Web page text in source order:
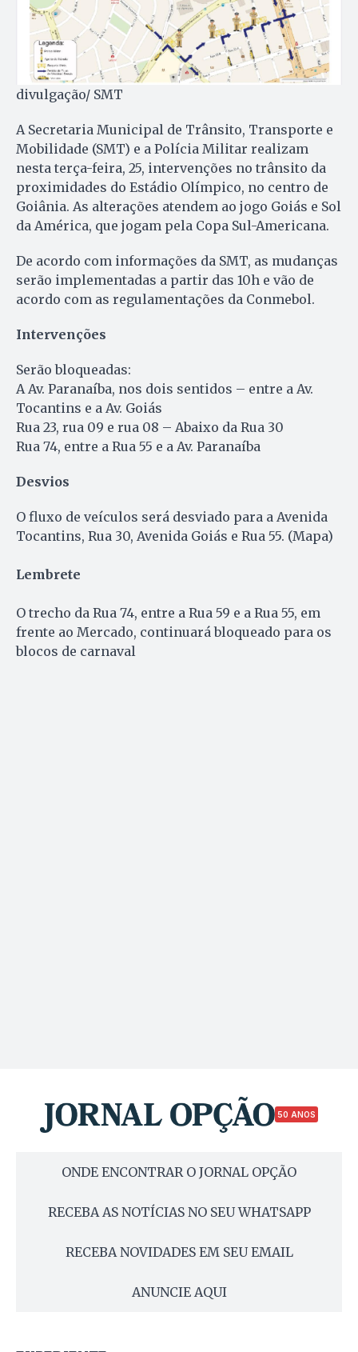
divulgação/ SMT
A Secretaria Municipal de Trânsito, Transporte e
Mobilidade (SMT) e a Polícia Militar realizam
nesta terça-feira, 25, intervenções no trânsito da
proximidades do Estádio Olímpico, no centro de
Goiânia. As alterações atendem ao jogo Goiás e Sol
da América, que jogam pela Copa Sul-Americana.
De acordo com informações da SMT, as mudanças
serão implementadas a partir das 10h e vão de
acordo com as regulamentações da Conmebol.
Intervenções
Serão bloqueadas:
A Av. Paranaíba, nos dois sentidos – entre a Av.
Tocantins e a Av. Goiás
Rua 23, rua 09 e rua 08 – Abaixo da Rua 30
Rua 74, entre a Rua 55 e a Av. Paranaíba
Desvios
O fluxo de veículos será desviado para a Avenida
Tocantins, Rua 30, Avenida Goiás e Rua 55. (Mapa)
Lembrete
O trecho da Rua 74, entre a Rua 59 e a Rua 55, em
frente ao Mercado, continuará bloqueado para os
blocos de carnaval
50 ANOS
ONDE ENCONTRAR O JORNAL OPÇÃO
RECEBA AS NOTÍCIAS NO SEU WHATSAPP
RECEBA NOVIDADES EM SEU EMAIL
ANUNCIE AQUI